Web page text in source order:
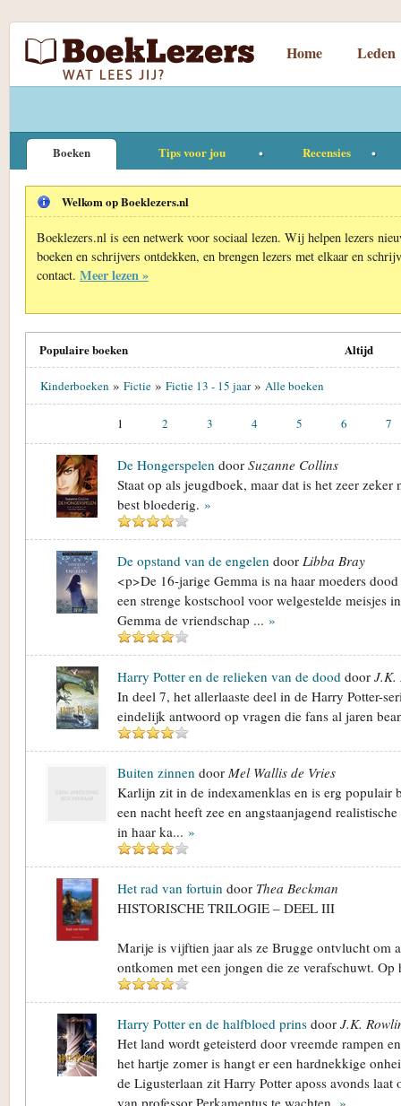
Home Leden
Boeken Tips voor jou Recensies
Welkom op Boeklezers.nl
Boeklezers.nl is een netwerk voor sociaal lezen. Wij helpen lezers
boeken en schrijvers ontdekken, en brengen lezers met elkaar en
contact. Meer lezen »
Populaire boeken Altijd
Kinderboeken » Fictie » Fictie 13 - 15 jaar» Alle boeken
1 2 3 4 5 6 7
De Hongerspelen door Suzanne Collins
Staat op als jeugdboek, maar dat is het zeer zeker
best bloederig. »
De opstand van de engelen door Libba Bray
<p>De 16-jarige Gemma is na haar moeders
een strenge kostschool voor welgestelde meisjes
Gemma de vriendschap ... »
Harry Potter en de relieken van de dood door J.K.
In deel 7, het allerlaaste deel in de Harry Potter-
eindelijk antwoord op vragen die fans al jaren
Buiten zinnen door Mel Wallis de Vries
Karlijn zit in de indexamenklas en is erg populair
een nacht heeft zee en angstaanjagend
in haar ka... »
Het rad van fortuin door Thea Beckman
HISTORISCHE TRILOGIE – DEEL III
Marije is vijftien jaar als ze Brugge ontvlucht om
ontkomen met een jongen die ze verafschuwt. Op
Harry Potter en de halfbloed prins door J.K.
Het land wordt geteisterd door vreemde rampen
het hartje zomer is hangt er een hardnekkige
de Ligusterlaan zit Harry Potter aposs avonds
van professor Perkamentus te wachten. »